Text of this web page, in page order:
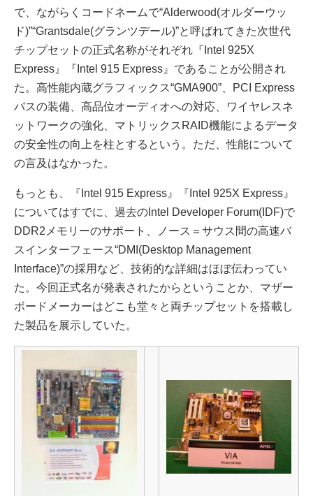
で、ながらくコードネームで“Alderwood(オルダーウッ
ド)”“Grantsdale(グランツデール)”と呼ばれてきた次世代
チップセットの正式名称がそれぞれ『Intel 925X
Express』『Intel 915 Express』であることが公開され
た。高性能内蔵グラフィックス“GMA900”、PCI Express
バスの装備、高品位オーディオへの対応、ワイヤレスネ
ットワークの強化、マトリックスRAID機能によるデータ
の安全性の向上を柱とするという。ただ、性能について
の言及はなかった。
もっとも、『Intel 915 Express』『Intel 925X Express』
についてはすでに、過去のIntel Developer Forum(IDF)で
DDR2メモリーのサポート、ノース＝サウス間の高速バ
スインターフェース“DMI(Desktop Management
Interface)”の採用など、技術的な詳細はほぼ伝わってい
た。今回正式名が発表されたからということか、マザー
ボードメーカーはどこも堂々と両チップセットを搭載し
た製品を展示していた。